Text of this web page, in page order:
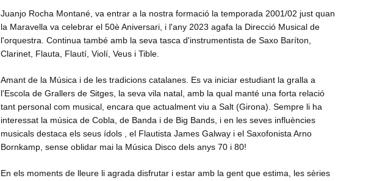
Juanjo Rocha Montané, va entrar a la nostra formació la temporada 2001/02 just quan
la Maravella va celebrar el 50è Aniversari, i l'any 2023 agafa la Direcció Musical de
l'orquestra. Continua també amb la seva tasca d'instrumentista de Saxo Baríton,
Clarinet, Flauta, Flautí, Violí, Veus i Tible.
Amant de la Música i de les tradicions catalanes. Es va iniciar estudiant la gralla a
l'Escola de Grallers de Sitges, la seva vila natal, amb la qual manté una forta relació
tant personal com musical, encara que actualment viu a Salt (Girona). Sempre li ha
interessat la música de Cobla, de Banda i de Big Bands, i en les seves influències
musicals destaca els seus ídols , el Flautista James Galway i el Saxofonista Arno
Bornkamp, sense oblidar mai la Música Disco dels anys 70 i 80!
En els moments de lleure li agrada disfrutar i estar amb la gent que estima, les sèries